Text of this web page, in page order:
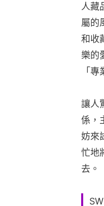
人藏
屬的
和收
樂的
「
讓人
係，
妨來
忙地
去。